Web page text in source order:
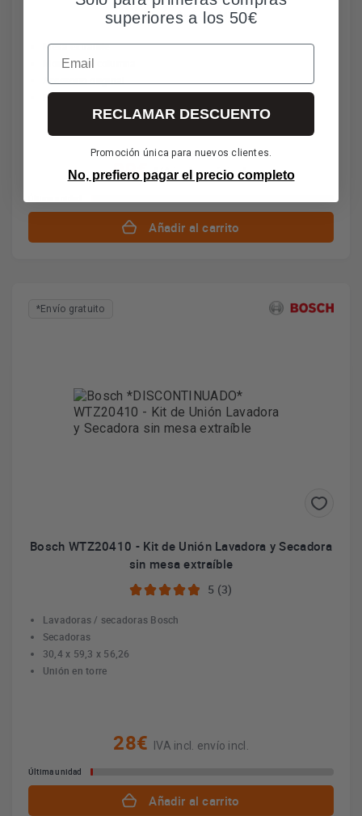
3 (4)
Mesa extraíble
Montaje en columna
Accesorio original
Fácil instalación
99€IVA incl. envío incl.
Añadir al carrito
*Envío gratuito
Bosch WTZ20410 - Kit de Unión Lavadora y Secadora
sin mesa extraíble
5 (3)
Lavadoras / secadoras Bosch
Secadoras
30,4 x 59,3 x 56,26
Unión en torre
28€ IVA incl. envío incl.
Última unidad
Añadir al carrito
superiores a los 50€
Email
RECLAMAR DESCUENTO
Promoción única para nuevos clientes.
No, prefiero pagar el precio completo